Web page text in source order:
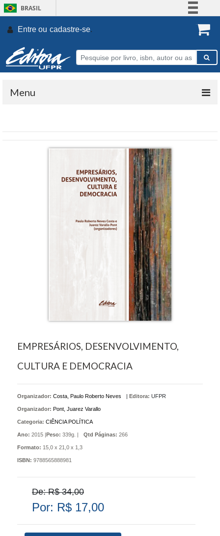
BRASIL
Participe
Entre ou cadastre-se.
Menu
EMPRESÁRIOS, DESENVOLVIMENTO,
CULTURA E DEMOCRACIA
Organizador: Costa, Paulo Roberto Neves
Organizador: Pont, Juarez Varallo
Editora: UFPR
Categoria: CIÊNCIA POLÍTICA
Ano: 2015 | Peso: 339g. | Qtd Páginas: 266
Formato: 15,0 x 21,0 x 1,3
ISBN: 9788565888981
De: R$ 34,00
Por: R$ 17,00